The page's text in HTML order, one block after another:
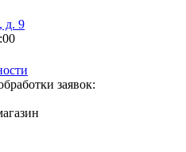
д. 9
заявок: